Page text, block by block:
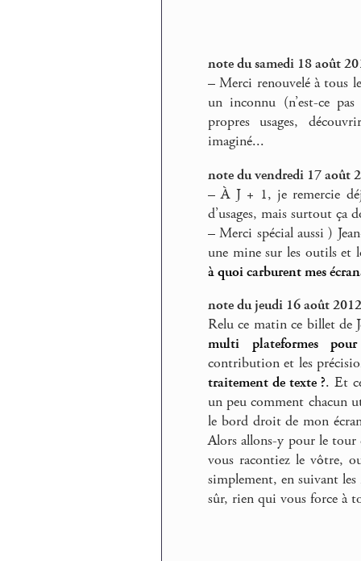
note du samedi 18 août
– Merci renouvelé à tous
un inconnu (n’est-ce
propres usages,
imaginé...
note du vendredi 17 août
– À J + 1, je remercie
d’usages, mais surtout ça
– Merci spécial aussi )
une mine sur les outils et
à quoi carburent mes
note du jeudi 16 août 2012
Relu ce matin ce billet de
multi plateformes pour
contribution et les
traitement de texte ?. Et
un peu comment chacun
le bord droit de mon
Alors allons-y pour le
vous racontiez le vôtre,
simplement, en suivant
sûr, rien qui vous force à